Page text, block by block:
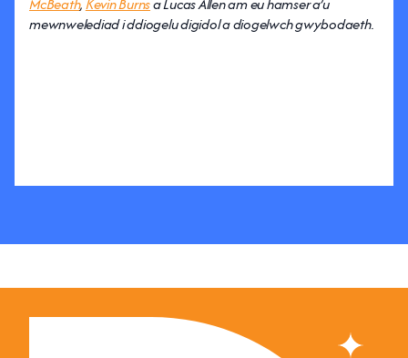
mewnwelediad i ddiogelu digidol a diogelwch gwybodaeth.